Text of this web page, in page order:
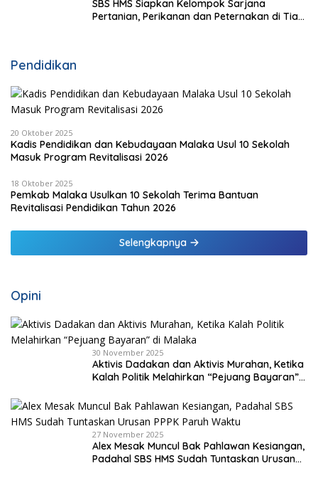
SBS HMS Siapkan Kelompok Sarjana
Pertanian, Perikanan dan Peternakan di Tiap
Pendidikan
20 Oktober 2025
Kadis Pendidikan dan Kebudayaan Malaka Usul 10 Sekolah
Masuk Program Revitalisasi 2026
18 Oktober 2025
Pemkab Malaka Usulkan 10 Sekolah Terima Bantuan
Revitalisasi Pendidikan Tahun 2026
Selengkapnya
Opini
30 November 2025
Aktivis Dadakan dan Aktivis Murahan, Ketika
Kalah Politik Melahirkan “Pejuang Bayaran”
27 November 2025
Alex Mesak Muncul Bak Pahlawan Kesiangan,
Padahal SBS HMS Sudah Tuntaskan Urusan